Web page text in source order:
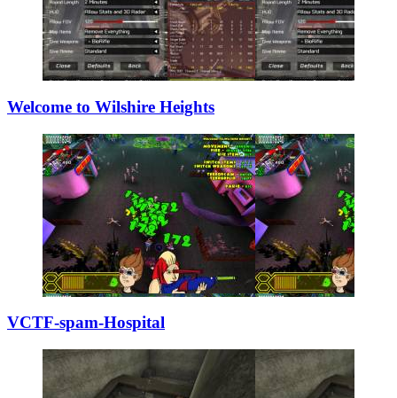
Welcome to Wilsh­ire Heights
VCTF-spam-Hospit­al